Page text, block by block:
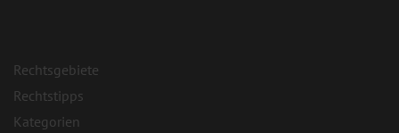
Rechtsgebiete
Rechtstipps
Kategorien